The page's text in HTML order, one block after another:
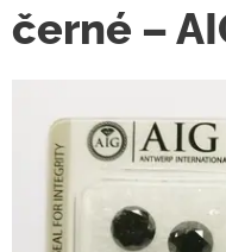
černé –